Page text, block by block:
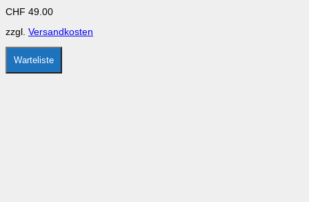
Die
können
auf
der
Produktseite
gewählt
CHF 49.00
zzgl. Versandkosten
Warteliste